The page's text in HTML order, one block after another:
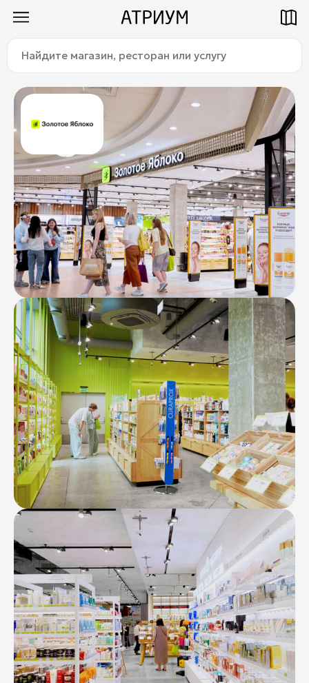
Как добраться Паркинг
Магазины
Еда
Услуги
Детям
О торговом центре
Контакты
Ваканcии
Заявка на аренду
Рекламные услуги
Контакты
+7 (495) 970-15-55
info@atrium.su
Атриум во
Вконтакте
Найдите
магазин,
ресторан
или
услугу:
Title